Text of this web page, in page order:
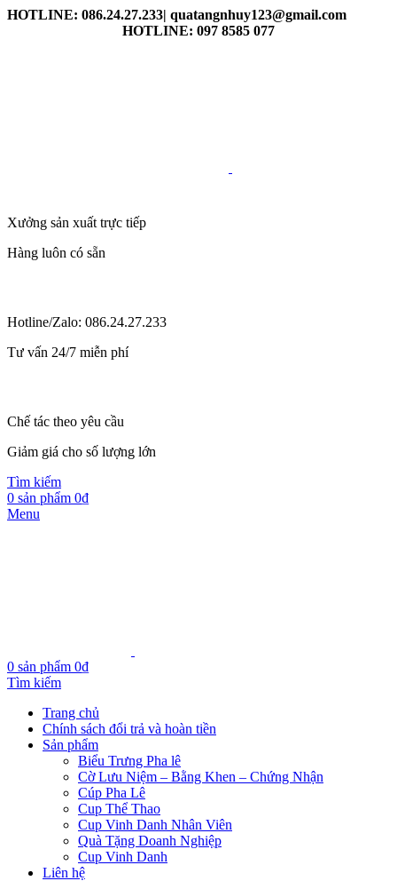
HOTLINE: 086.24.27.233| quatangnhuy123@gmail.com
HOTLINE: 097 8585 077
Xưởng sản xuất trực tiếp
Hàng luôn có sẵn
Hotline/Zalo: 086.24.27.233
Tư vấn 24/7 miễn phí
Chế tác theo yêu cầu
Giảm giá cho số lượng lớn
Tìm kiếm
0 sản phẩm 0₫
Menu
0 sản phẩm 0₫
Tìm kiếm
Trang chủ
Chính sách đổi trả và hoàn tiền
Sản phẩm
Biểu Trưng Pha lê
Cờ Lưu Niệm – Bằng Khen – Chứng Nhận
Cúp Pha Lê
Cup Thể Thao
Cup Vinh Danh Nhân Viên
Quà Tặng Doanh Nghiệp
Cup Vinh Danh
Liên hệ